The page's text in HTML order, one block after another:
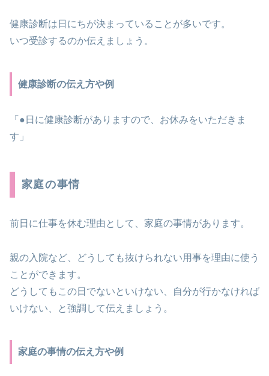
健康診断は日にちが決まっていることが多いです。
いつ受診するのか伝えましょう。
健康診断の伝え方や例
「●日に健康診断がありますので、お休みをいただきま
す」
家庭の事情
前日に仕事を休む理由として、家庭の事情があります。
親の入院など、どうしても抜けられない用事を理由に使う
ことができます。
どうしてもこの日でないといけない、自分が行かなければ
いけない、と強調して伝えましょう。
家庭の事情の伝え方や例